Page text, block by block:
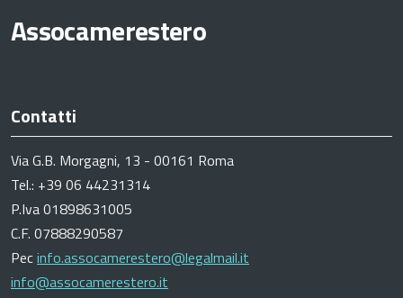
Assocamerestero
Contatti
Via G.B. Morgagni, 13 - 00161 Roma
Tel.: +39 06 44231314
P.Iva 01898631005
C.F. 07888290587
Pecinfo.assocamerestero@legalmail.it
info@assocamerestero.it